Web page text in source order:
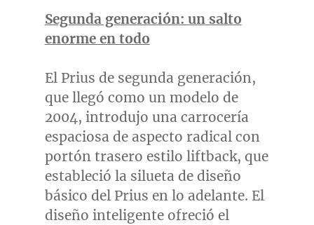
Segunda generación: un salto
enorme en todo
El Prius de segunda generación,
que llegó como un modelo de
2004, introdujo una carrocería
espaciosa de aspecto radical con
portón trasero estilo liftback, que
estableció la silueta de diseño
básico del Prius en lo adelante. El
diseño inteligente ofreció el